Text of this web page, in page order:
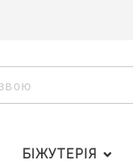
БІЖУТЕРІЯ